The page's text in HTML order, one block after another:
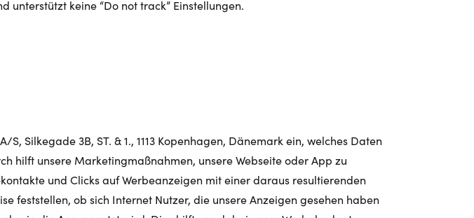
unterstützt keine “Do not track” Einstellungen.
Silkegade 3B, ST. & 1., 1113 Kopenhagen, Dänemark ein, welches Daten
hilft unsere Marketingmaßnahmen, unsere Webseite oder App zu
und Clicks auf Werbeanzeigen mit einer daraus resultierenden
feststellen, ob sich Internet Nutzer, die unsere Anzeigen gesehen haben